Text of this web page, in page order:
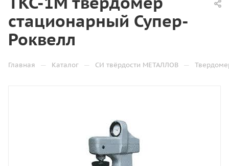
стационарный Супер-
Роквелл
Главная — Каталог — СИ твёрдости МЕТАЛЛОВ —